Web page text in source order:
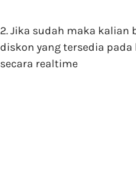
2. Jika sudah maka kalian
diskon yang tersedia
secara realtime